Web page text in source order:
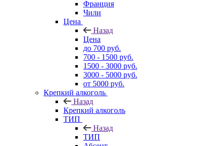
Франция
Чили
Цена
Назад
Цена
до 700 руб.
700 - 1500 руб.
1500 - 3000 руб.
3000 - 5000 руб.
от 5000 руб.
Крепкий алкоголь
Назад
Крепкий алкоголь
ТИП
Назад
ТИП